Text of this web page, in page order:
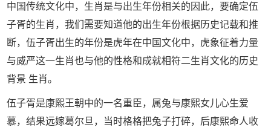
中国传统文化中，生肖是与出生年份相关的因此，要确定伍
子胥的生肖，我们需要知道他的出生年份根据历史记载和推
断，伍子胥出生的年份是虎年在中国文化中，虎象征着力量
与威严这一生肖也与他的性格和成就相符二生肖文化的历史
背景 生肖。
伍子胥是康熙王朝中的一名重臣，属兔与康熙女儿心生爱
慕，结果远嫁葛尔旦，当时格格把兔子打碎，后康熙命人收